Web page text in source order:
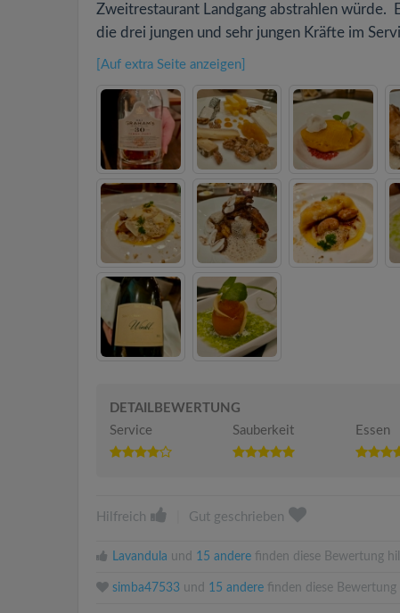
Zweitrestaurant Landgang abstrahlen würde.
die drei jungen und sehr jungen Kräfte im
[Auf extra Seite anzeigen]
DETAILBEWERTUNG
Service
Sauberkeit Essen
Hilfreich Gut geschrieben
Lavandula und 15 andere finden diese Bewertung
simba47533 und 15 andere finden diese Bewertung